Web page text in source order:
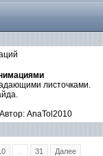
листочками.
AnaTol2010
31 Далее